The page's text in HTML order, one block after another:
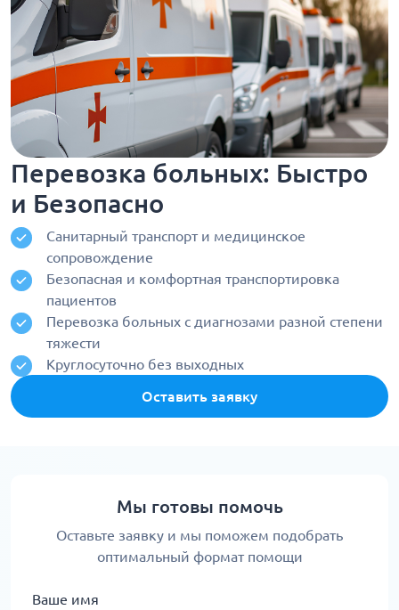
Перевозка больных: Быстро
и Безопасно
Санитарный транспорт и медицинское
сопровождение
Безопасная и комфортная транспортировка
пациентов
Перевозка больных с диагнозами разной степени
тяжести
Круглосуточно без выходных
Оставить заявку
Мы готовы помочь
Оставьте заявку и мы поможем подобрать
оптимальный формат помощи
Ваше имя